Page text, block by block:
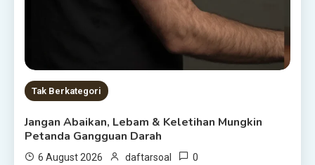
Tak Berkategori
Jangan Abaikan, Lebam & Keletihan Mungkin
Petanda Gangguan Darah
6 August 2026 daftarsoal 0